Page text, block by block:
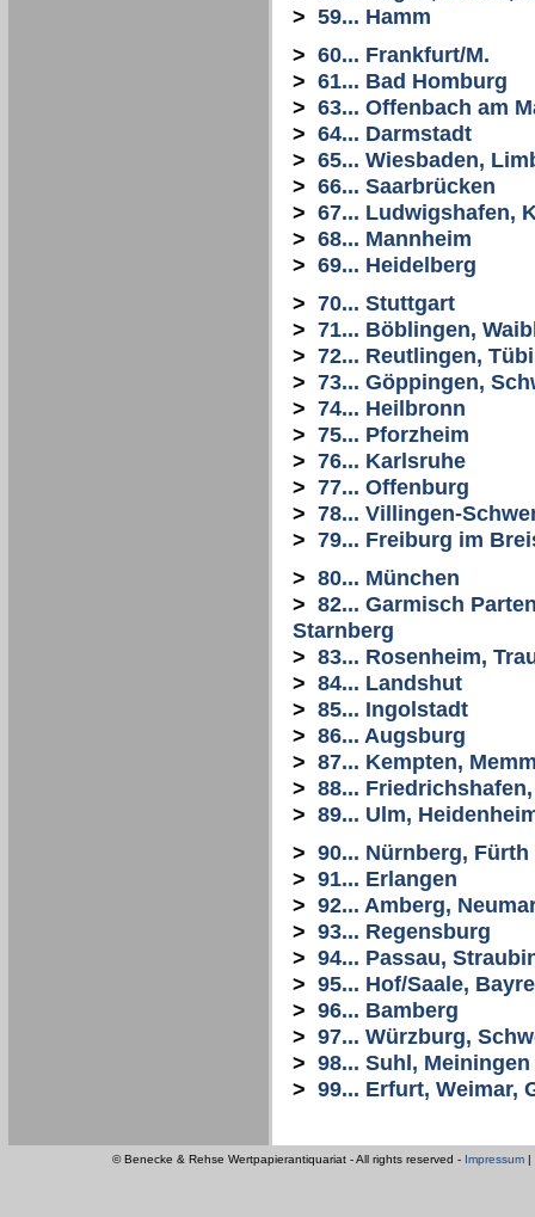
> 59... Hamm
> 60... Frankfurt/M.
> 61... Bad Homburg
> 63... Offenbach am
> 64... Darmstadt
> 65... Wiesbaden,
> 66... Saarbrücken
> 67... Ludwigshafen,
> 68... Mannheim
> 69... Heidelberg
> 70... Stuttgart
> 71... Böblingen,
> 72... Reutlingen,
> 73... Göppingen,
> 74... Heilbronn
> 75... Pforzheim
> 76... Karlsruhe
> 77... Offenburg
> 78... Villingen-
> 79... Freiburg im
> 80... München
> 82... Garmisch
Starnberg
> 83... Rosenheim,
> 84... Landshut
> 85... Ingolstadt
> 86... Augsburg
> 87... Kempten,
> 88...
> 89... Ulm,
> 90... Nürnberg, Fürth
> 91... Erlangen
> 92... Amberg,
> 93... Regensburg
> 94... Passau,
> 95... Hof/Saale,
> 96... Bamberg
> 97... Würzburg,
> 98... Suhl, Meiningen
> 99... Erfurt, Weimar,
© Benecke & Rehse Wertpapierantiquariat - All rights reserved - Impressum |